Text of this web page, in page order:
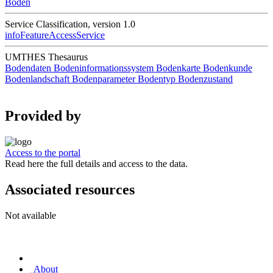
Boden
Service Classification, version 1.0
infoFeatureAccessService
UMTHES Thesaurus
Bodendaten Bodeninformationssystem Bodenkarte Bodenkunde
Bodenlandschaft Bodenparameter Bodentyp Bodenzustand
Provided by
Access to the portal
Read here the full details and access to the data.
Associated resources
Not available
About